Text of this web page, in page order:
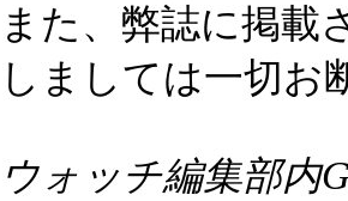
また、弊誌に掲載
しましては一切お
ウォッチ編集部内